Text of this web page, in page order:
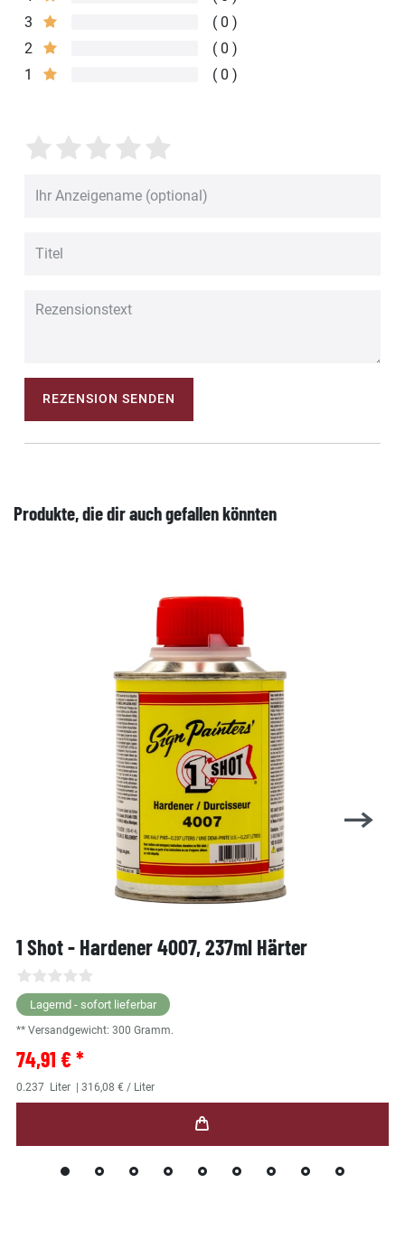
3
0
2
0
1
0
REZENSION SENDEN
Produkte, die dir auch gefallen könnten
1 Shot - Hardener 4007, 237ml Härter
Lagernd - sofort lieferbar
** Versandgewicht: 300 Gramm.
74,91 € *
0.237 Liter | 316,08 € / Liter